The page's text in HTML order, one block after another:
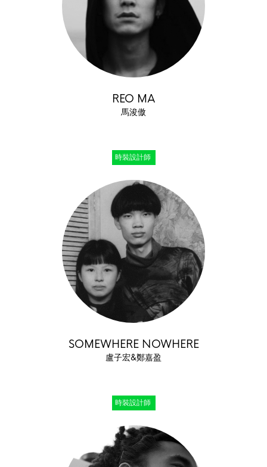
REO MA
馬浚傲
時裝設計師
SOMEWHERE NOWHERE
盧子宏&鄭嘉盈
時裝設計師